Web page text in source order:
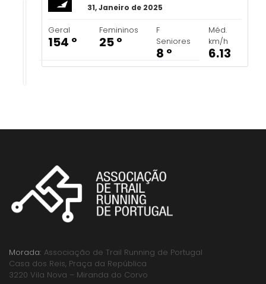
31, Janeiro de 2025
Geral
154 º
Femininos
25 º
F
Seniores
8 º
Méd.
km/h
6.13
Morada: Associação de Trail Running de Portugal
Casa dos Reis, Praça da República
3220 Vila Nova – Miranda do Corvo